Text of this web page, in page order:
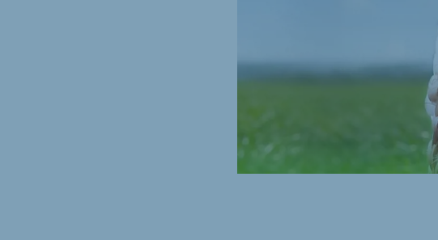
Ukraine (Koudijs)